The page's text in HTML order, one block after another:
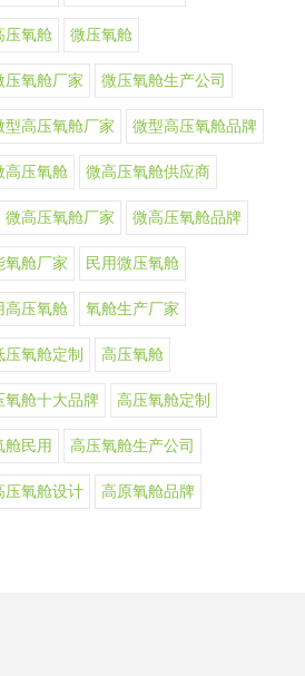
压氧舱 微压氧舱
压氧舱厂家 微压氧舱生产公司
型高压氧舱厂家 微型高压氧舱品牌
高压氧舱 微高压氧舱供应商
微高压氧舱厂家 微高压氧舱品牌
氧舱厂家 民用微压氧舱
高压氧舱 氧舱生产厂家
压氧舱定制 高压氧舱
氧舱十大品牌 高压氧舱定制
舱民用 高压氧舱生产公司
压氧舱设计 高原氧舱品牌